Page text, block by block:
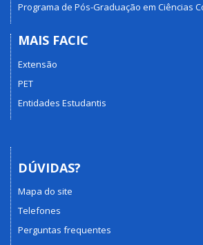
Programa de Pós-Graduação em Ciências
MAIS FACIC
Extensão
PET
Entidades Estudantis
DÚVIDAS?
Mapa do site
Telefones
Perguntas frequentes